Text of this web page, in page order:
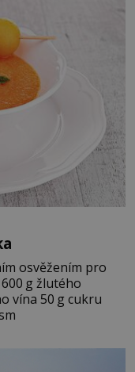
osvěžením pro
vína 50 g cukru